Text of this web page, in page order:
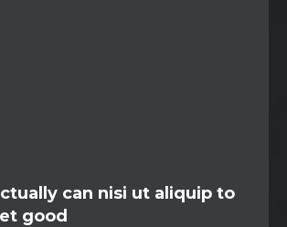
can nisi ut aliquip to
good